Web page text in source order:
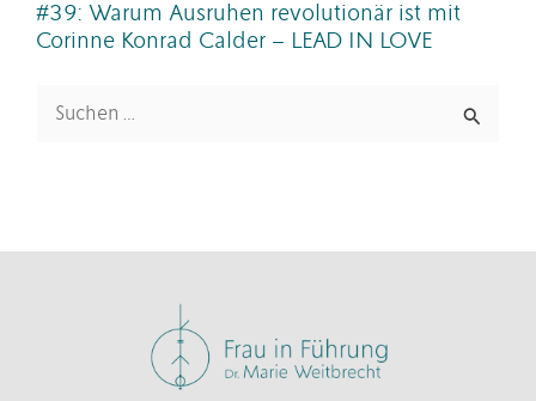
#39: Warum Ausruhen revolutionär ist mit
Corinne Konrad Calder – LEAD IN LOVE
Suchen